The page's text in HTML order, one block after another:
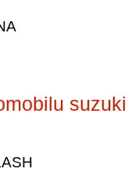
suzuki